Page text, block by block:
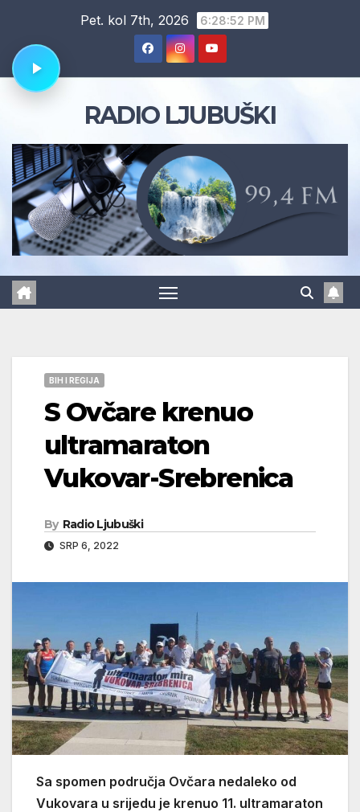
content
Pet. kol 7th, 2026 6:28:53 PM
RADIO LJUBUŠKI
BIH I REGIJA
S Ovčare krenuo
ultramaraton
Vukovar-Srebrenica
By Radio Ljubuški
SRP 6, 2022
Sa spomen područja Ovčara nedaleko od
Vukovara u srijedu je krenuo 11. ultramaraton